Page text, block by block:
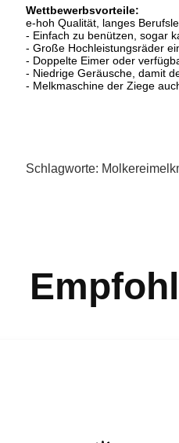
Wettbewerbsvorteile:
e-hoh Qualität, langes
- Einfach zu benützen, sogar
- Große Hochleistungsräder
- Doppelte Eimer oder
- Niedrige Geräusche, damit
- Melkmaschine der Ziege
Schlagworte: